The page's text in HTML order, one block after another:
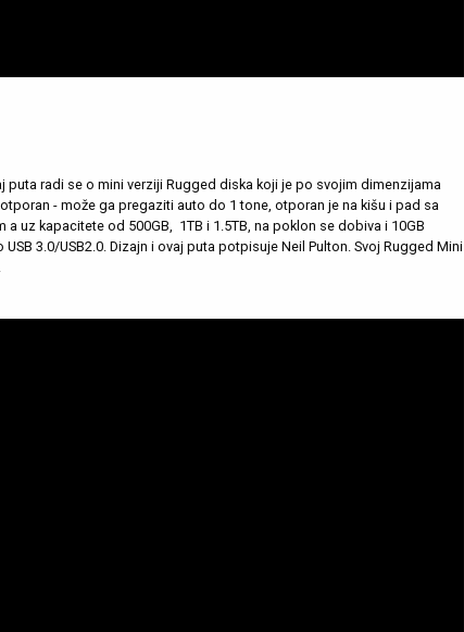
radi se o mini verziji Rugged diska koji je po svojim dimenzijama
- može ga pregaziti auto do 1 tone, otporan je na kišu i pad sa
uz kapacitete od 500GB, 1TB i 1.5TB, na poklon se dobiva i 10GB
3.0/USB2.0. Dizajn i ovaj puta potpisuje Neil Pulton. Svoj Rugged Mini